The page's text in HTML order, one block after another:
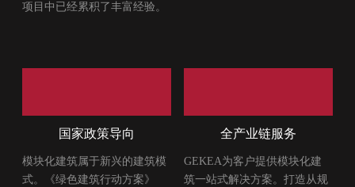
项目中已经累积了丰富经验。
国家政策导向
模块化建筑属于新兴的建筑模
式。《绿色建筑行动方案》
全产业链服务
GEKEA为客户提供模块化建
筑一站式解决方案。打造从规